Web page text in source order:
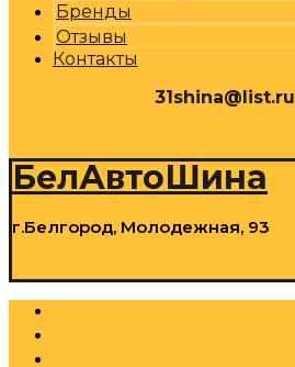
Бренды
Отзывы
Контакты
31shina@list.ru
БелАвтоШина
г.Белгород, Молодежная, 93